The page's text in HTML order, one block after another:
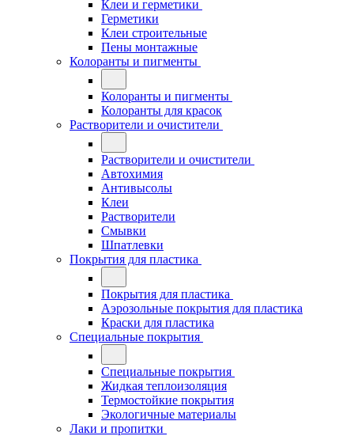
Клеи и герметики
Герметики
Клеи строительные
Пены монтажные
Колоранты и пигменты
Колоранты и пигменты
Колоранты для красок
Растворители и очистители
Растворители и очистители
Автохимия
Антивысолы
Клеи
Растворители
Смывки
Шпатлевки
Покрытия для пластика
Покрытия для пластика
Аэрозольные покрытия для пластика
Краски для пластика
Специальные покрытия
Специальные покрытия
Жидкая теплоизоляция
Термостойкие покрытия
Экологичные материалы
Лаки и пропитки